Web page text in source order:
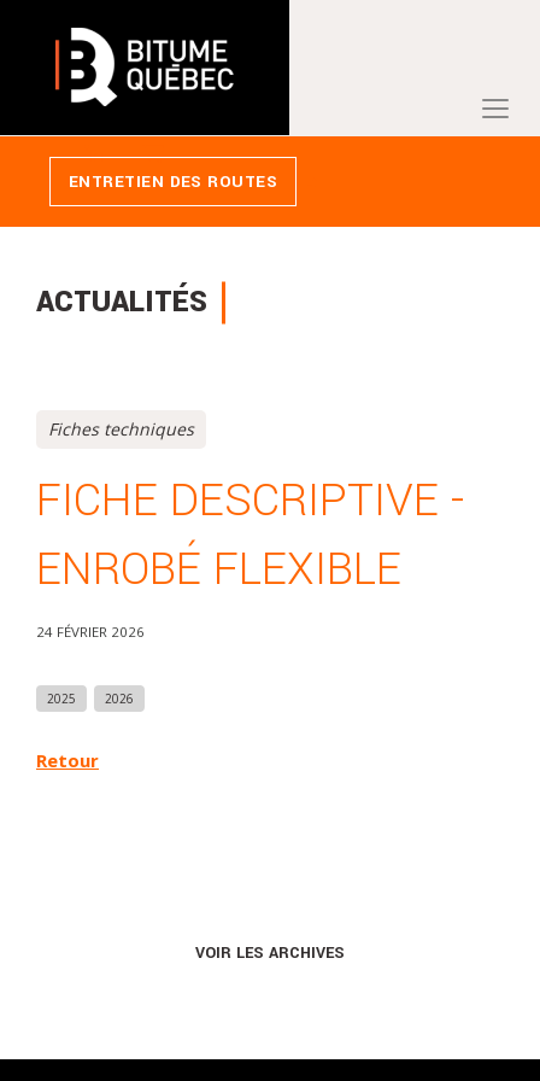
PANIER
ENTRETIEN DES ROUTES
ACTUALITÉS
Fiches techniques
FICHE DESCRIPTIVE -
ENROBÉ FLEXIBLE
24 FÉVRIER 2026
2025 2026
Retour
VOIR LES ARCHIVES